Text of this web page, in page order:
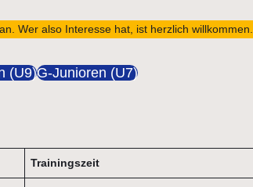
Wer also Interesse hat, ist herzlich willkommen.
(U9)G-Junioren (U7)
Trainingszeit